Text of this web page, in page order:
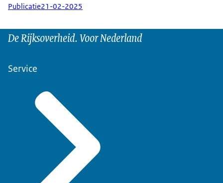
Publicatie21-02-2025
De Rijksoverheid. Voor Nederland
Service